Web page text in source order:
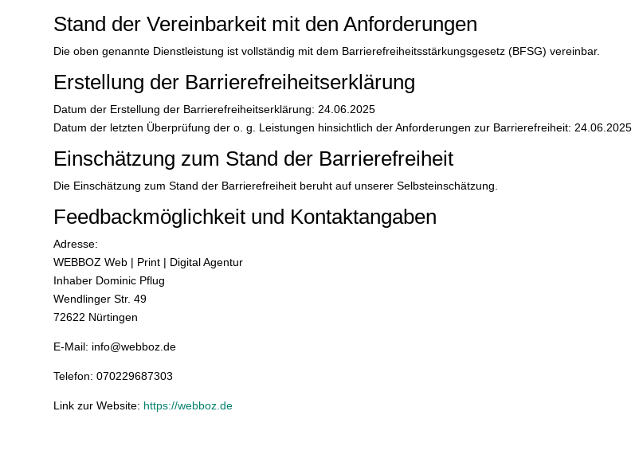
Stand der Vereinbarkeit mit den Anforderungen
Die oben genannte Dienstleistung ist vollständig mit dem Barrierefreiheitsstärkungsgesetz (BFSG) vereinbar.
Erstellung der Barrierefreiheitserklärung
Datum der Erstellung der Barrierefreiheitserklärung: 24.06.2025
Datum der letzten Überprüfung der o. g. Leistungen hinsichtlich der Anforderungen zur Barrierefreiheit: 24.06.2025
Einschätzung zum Stand der Barrierefreiheit
Die Einschätzung zum Stand der Barrierefreiheit beruht auf unserer Selbsteinschätzung.
Feedbackmöglichkeit und Kontaktangaben
Adresse:
WEBBOZ Web | Print | Digital Agentur
Inhaber Dominic Pflug
Wendlinger Str. 49
72622 Nürtingen
E-Mail: info@webboz.de
Telefon: 070229687303
Link zur Website: https://webboz.de